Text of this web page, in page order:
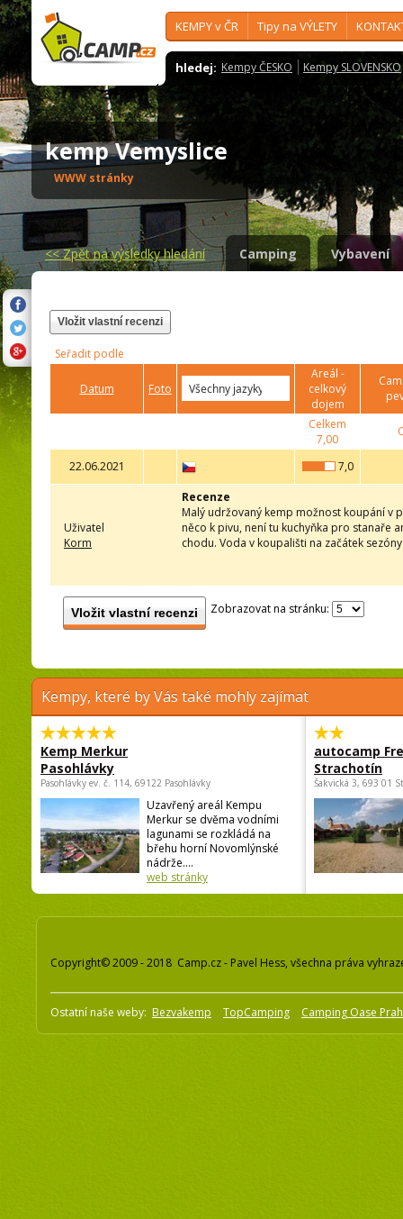
KEMPY v ČR Tipy na VÝLETY
hledej: Kempy ČESKO Kempy SLOVENSKO
kemp Vemyslice
WWW stránky
<<Zpět na výsledky hledání Camping Vybavení
Vložit vlastní recenzi
Seřadit podle
Datum Foto
Areál -
celkový
dojem
Celkem
7,00
22.06.2021 7,0
Uživatel
Korm
Recenze
Malý udržovaný kemp možnost koupání v
něco k pivu, není tu kuchyňka pro stanaře
chodu. Voda v koupališti na začátek
Vložit vlastní recenzi Zobrazovat na stránku:
Kempy, které by Vás také mohly zajímat
Kemp Merkur
Pasohlávky
Pasohlávky ev. č. 114, 69122 Pasohlávky
Uzavřený areál Kempu
Merkur se dvěma vodními
lagunami se rozkládá na
břehu horní Novomlýnské
nádrže....
web stránky
autocamp
Strachotín
Šakvická 3, 693 01
Copyright© 2009 - 2018 Camp.cz - Pavel Hess, všechna práva
Ostatní naše weby: Bezvakemp TopCamping Camping Oase